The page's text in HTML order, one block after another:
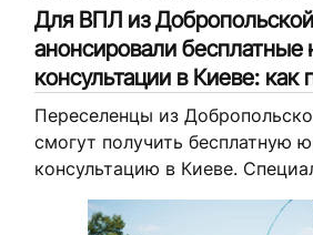
Для ВПЛ из
анонсировали
консультации в Киеве: как
Переселенцы из
смогут получить бесплатную
консультацию в Киеве.
давать разъяснения, в
компенсаций за уничтоженные